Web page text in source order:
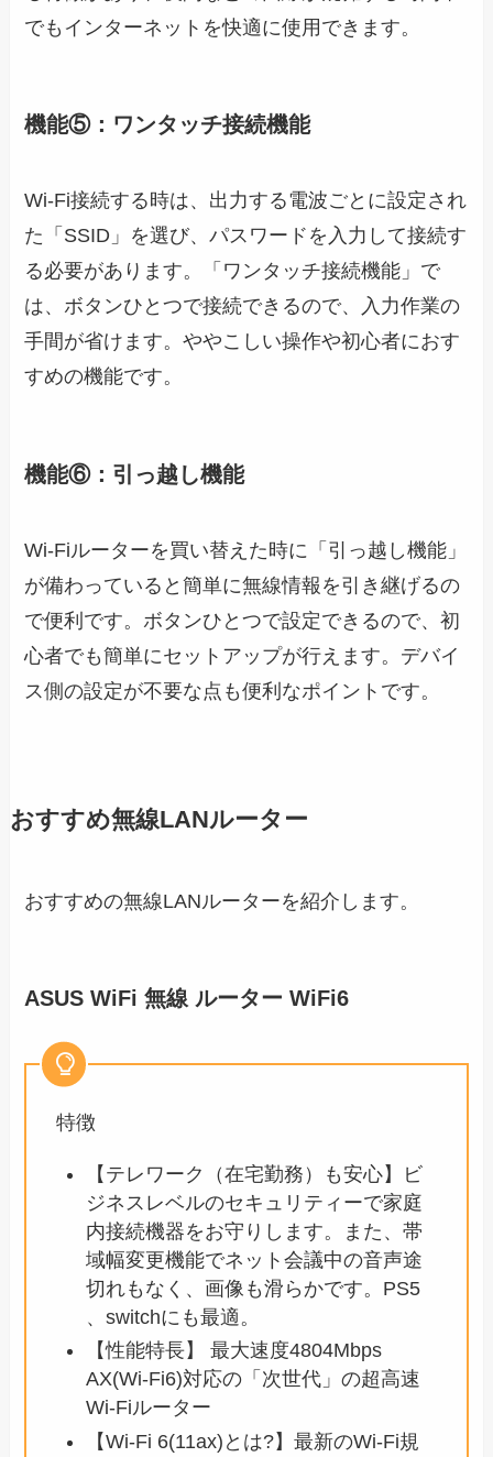
でもインターネットを快適に使用できます。
機能⑤：ワンタッチ接続機能
Wi-Fi接続する時は、出力する電波ごとに設定され
た「SSID」を選び、パスワードを入力して接続す
る必要があります。「ワンタッチ接続機能」で
は、ボタンひとつで接続できるので、入力作業の
手間が省けます。ややこしい操作や初心者におす
すめの機能です。
機能⑥：引っ越し機能
Wi-Fiルーターを買い替えた時に「引っ越し機能」
が備わっていると簡単に無線情報を引き継げるの
で便利です。ボタンひとつで設定できるので、初
心者でも簡単にセットアップが行えます。デバイ
ス側の設定が不要な点も便利なポイントです。
おすすめ無線LANルーター
おすすめの無線LANルーターを紹介します。
ASUS WiFi 無線 ルーター WiFi6
特徴
【テレワーク（在宅勤務）も安心】ビ
ジネスレベルのセキュリティーで家庭
内接続機器をお守りします。また、帯
域幅変更機能でネット会議中の音声途
切れもなく、画像も滑らかです。PS5
、switchにも最適。
【性能特長】 最大速度4804Mbps
AX(Wi-Fi6)対応の「次世代」の超高速
Wi-Fiルーター
【Wi-Fi 6(11ax)とは?】最新のWi-Fi規